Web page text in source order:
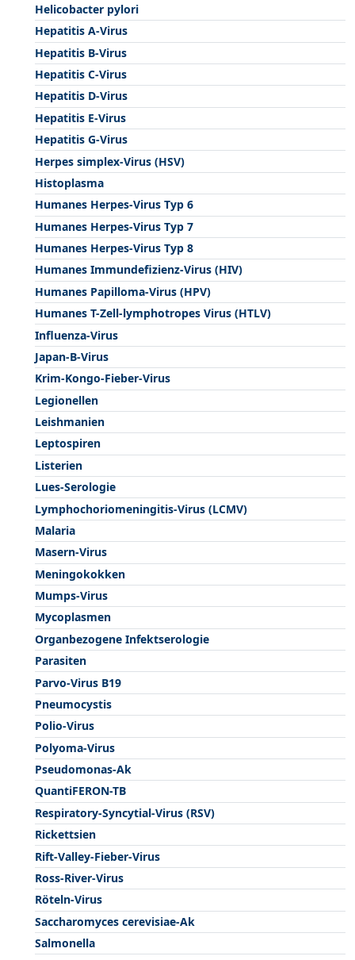
Helicobacter pylori
Hepatitis A-Virus
Hepatitis B-Virus
Hepatitis C-Virus
Hepatitis D-Virus
Hepatitis E-Virus
Hepatitis G-Virus
Herpes simplex-Virus (HSV)
Histoplasma
Humanes Herpes-Virus Typ 6
Humanes Herpes-Virus Typ 7
Humanes Herpes-Virus Typ 8
Humanes Immundefizienz-Virus (HIV)
Humanes Papilloma-Virus (HPV)
Humanes T-Zell-lymphotropes Virus (HTLV)
Influenza-Virus
Japan-B-Virus
Krim-Kongo-Fieber-Virus
Legionellen
Leishmanien
Leptospiren
Listerien
Lues-Serologie
Lymphochoriomeningitis-Virus (LCMV)
Malaria
Masern-Virus
Meningokokken
Mumps-Virus
Mycoplasmen
Organbezogene Infektserologie
Parasiten
Parvo-Virus B19
Pneumocystis
Polio-Virus
Polyoma-Virus
Pseudomonas-Ak
QuantiFERON-TB
Respiratory-Syncytial-Virus (RSV)
Rickettsien
Rift-Valley-Fieber-Virus
Ross-River-Virus
Röteln-Virus
Saccharomyces cerevisiae-Ak
Salmonella